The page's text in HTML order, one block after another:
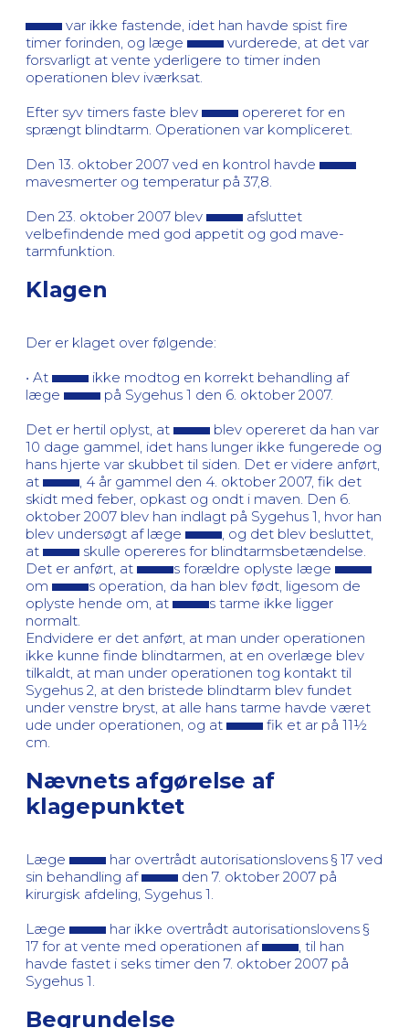
var ikke fastende, idet han havde spist fire
timer forinden, og læge
vurderede, at det var
forsvarligt at vente yderligere to timer inden
operationen blev iværksat.
Efter syv timers faste blev
opereret for en
sprængt blindtarm. Operationen var kompliceret.
Den 13. oktober 2007 ved en kontrol havde
mavesmerter og temperatur på 37,8.
Den 23. oktober 2007 blev
afsluttet
velbefindende med god appetit og god mave-
tarmfunktion.
Klagen
Der er klaget over følgende:
• At
ikke modtog en korrekt behandling af
læge
på Sygehus 1 den 6. oktober 2007.
Det er hertil oplyst, at
blev opereret da han var
10 dage gammel, idet hans lunger ikke fungerede og
hans hjerte var skubbet til siden. Det er videre anført,
at
, 4 år gammel den 4. oktober 2007, fik det
skidt med feber, opkast og ondt i maven. Den 6.
oktober 2007 blev han indlagt på Sygehus 1, hvor han
blev undersøgt af læge
, og det blev besluttet,
at
skulle opereres for blindtarmsbetændelse.
Det er anført, at
s forældre oplyste læge
om
s operation, da han blev født, ligesom de
oplyste hende om, at
s tarme ikke ligger
normalt.
Endvidere er det anført, at man under operationen
ikke kunne finde blindtarmen, at en overlæge blev
tilkaldt, at man under operationen tog kontakt til
Sygehus 2, at den bristede blindtarm blev fundet
under venstre bryst, at alle hans tarme havde været
ude under operationen, og at
fik et ar på 11½
cm.
Nævnets afgørelse af
klagepunktet
Læge
har overtrådt autorisationslovens § 17 ved
sin behandling af
den 7. oktober 2007 på
kirurgisk afdeling, Sygehus 1.
Læge
har ikke overtrådt autorisationslovens §
17 for at vente med operationen af
, til han
havde fastet i seks timer den 7. oktober 2007 på
Sygehus 1.
Begrundelse